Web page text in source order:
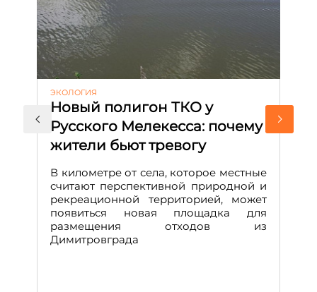
ЭКОЛОГИЯ
Новый полигон ТКО у
Русского Мелекесса: почему
жители бьют тревогу
В километре от села, которое местные
считают перспективной природной и
рекреационной территорией, может
появиться новая площадка для
размещения отходов из
Димитровграда